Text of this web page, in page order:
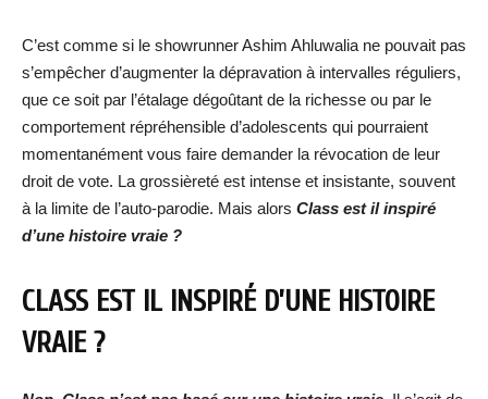
C’est comme si le showrunner Ashim Ahluwalia ne pouvait pas
s’empêcher d’augmenter la dépravation à intervalles réguliers,
que ce soit par l’étalage dégoûtant de la richesse ou par le
comportement répréhensible d’adolescents qui pourraient
momentanément vous faire demander la révocation de leur
droit de vote. La grossièreté est intense et insistante, souvent
à la limite de l’auto-parodie. Mais alors Class est il inspiré
d’une histoire vraie ?
CLASS EST IL INSPIRÉ D’UNE HISTOIRE
VRAIE ?